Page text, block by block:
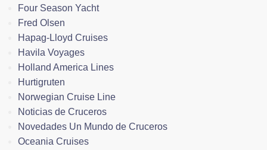
Four Season Yacht
Fred Olsen
Hapag-Lloyd Cruises
Havila Voyages
Holland America Lines
Hurtigruten
Norwegian Cruise Line
Noticias de Cruceros
Novedades Un Mundo de Cruceros
Oceania Cruises